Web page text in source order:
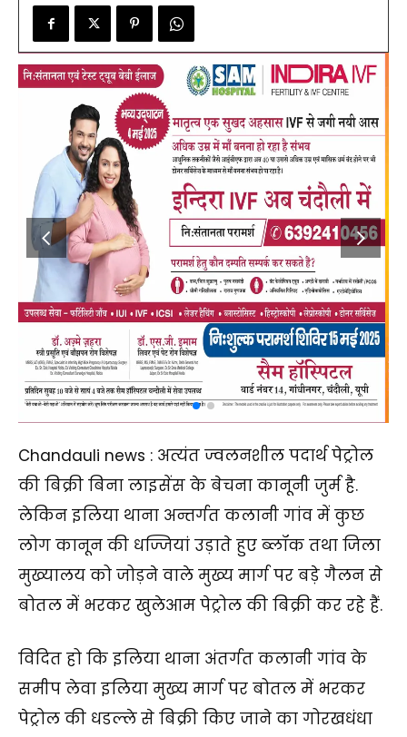
Chandauli news : अत्यंत ज्वलनशील पदार्थ पेट्रोल
की बिक्री बिना लाइसेंस के बेचना कानूनी जुर्म है.
लेकिन इलिया थाना अन्तर्गत कलानी गांव में कुछ
लोग कानून की धज्जियां उड़ाते हुए ब्लॉक तथा जिला
मुख्यालय को जोड़ने वाले मुख्य मार्ग पर बड़े गैलन से
बोतल में भरकर खुलेआम पेट्रोल की बिक्री कर रहे हैं.
विदित हो कि इलिया थाना अंतर्गत कलानी गांव के
समीप लेवा इलिया मुख्य मार्ग पर बोतल में भरकर
पेट्रोल की धडल्ले से बिक्री किए जाने का गोरखधंधा